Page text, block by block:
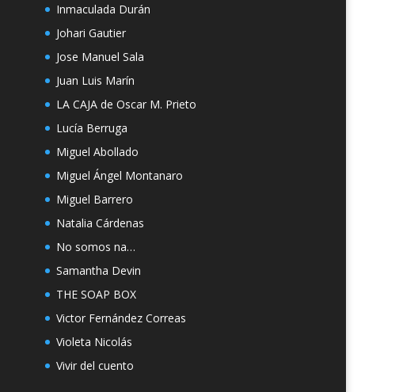
Inmaculada Durán
Johari Gautier
Jose Manuel Sala
Juan Luis Marín
LA CAJA de Oscar M. Prieto
Lucía Berruga
Miguel Abollado
Miguel Ángel Montanaro
Miguel Barrero
Natalia Cárdenas
No somos na…
Samantha Devin
THE SOAP BOX
Victor Fernández Correas
Violeta Nicolás
Vivir del cuento